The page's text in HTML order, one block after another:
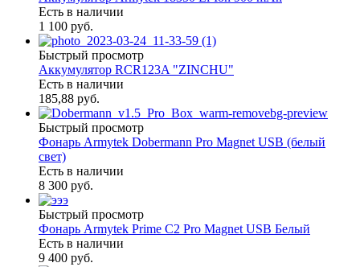
Есть в наличии
1 100 руб.
Быстрый просмотр
Аккумулятор RCR123A "ZINCHU"
Есть в наличии
185,88 руб.
Быстрый просмотр
Фонарь Armytek Dobermann Pro Magnet USB (белый
свет)
Есть в наличии
8 300 руб.
Быстрый просмотр
Фонарь Armytek Prime C2 Pro Magnet USB Белый
Есть в наличии
9 400 руб.